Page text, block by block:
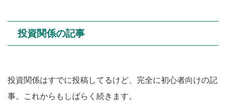
投資関係の記事
投資関係はすでに投稿してるけど、完全に初心者向けの記
事。これからもしばらく続きます。